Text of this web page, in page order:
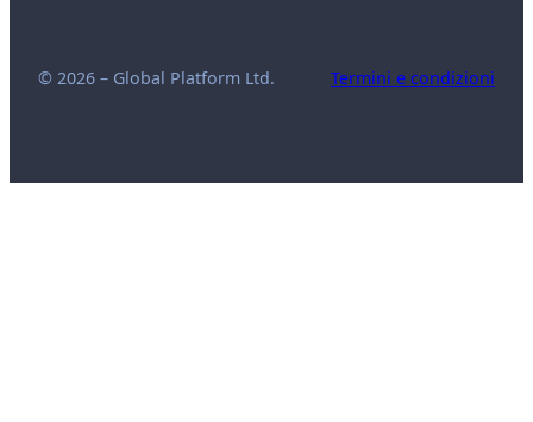
© 2026 – Global Platform Ltd. Termini e condizioni